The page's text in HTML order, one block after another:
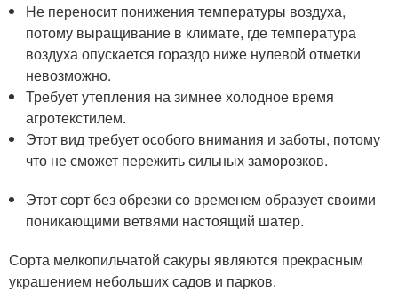
Не переносит понижения температуры воздуха,
потому выращивание в климате, где температура
воздуха опускается гораздо ниже нулевой отметки
невозможно.
Требует утепления на зимнее холодное время
агротекстилем.
Этот вид требует особого внимания и заботы, потому
что не сможет пережить сильных заморозков.
Этот сорт без обрезки со временем образует своими
поникающими ветвями настоящий шатер.
Сорта мелкопильчатой сакуры являются прекрасным
украшением небольших садов и парков.